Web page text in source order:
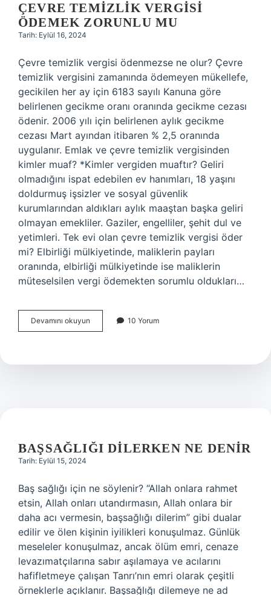
ÇEVRE TEMIZLIK VERGISI
ÖDEMEK ZORUNLU MU
Tarih: Eylül 16, 2024
Çevre temizlik vergisi ödenmezse ne olur? Çevre
temizlik vergisini zamanında ödemeyen mükellefe,
gecikilen her ay için 6183 sayılı Kanuna göre
belirlenen gecikme oranı oranında gecikme cezası
ödenir. 2006 yılı için belirlenen aylık gecikme
cezası Mart ayından itibaren % 2,5 oranında
uygulanır. Emlak ve çevre temizlik vergisinden
kimler muaf? *Kimler vergiden muaftır? Geliri
olmadığını ispat edebilen ev hanımları, 18 yaşını
doldurmuş işsizler ve sosyal güvenlik
kurumlarından aldıkları aylık maaştan başka geliri
olmayan emekliler. Gaziler, engelliler, şehit dul ve
yetimleri. Tek evi olan çevre temizlik vergisi öder
mi? Elbirliği mülkiyetinde, maliklerin payları
oranında, elbirliği mülkiyetinde ise maliklerin
müteselsilen vergi ödemekten sorumlu oldukları…
Devamını okuyun
Temizlik
Zorunlu
10 Yorum
BAŞSAĞLIĞI DILERKEN NE DENIR
Tarih: Eylül 15, 2024
Baş sağlığı için ne söylenir? “Allah onlara rahmet
etsin, Allah onları utandırmasın, Allah onlara bir
daha acı vermesin, başsağlığı dilerim” gibi dualar
edilir ve ölen kişinin iyilikleri konuşulmaz. Günlük
meseleler konuşulmaz, ancak ölüm emri, cenaze
levazımatçılarına sabır aşılamaya ve acılarını
hafifletmeye çalışan Tanrı’nın emri olarak çeşitli
örneklerle açıklanır. Başsağlığı dilemeye ne ad